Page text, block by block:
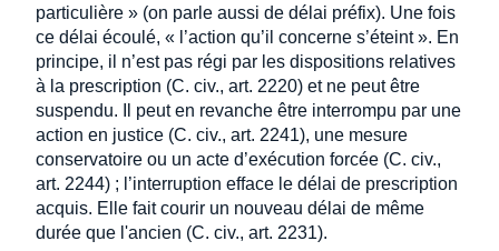
particulière » (on parle aussi de délai préfix). Une fois
ce délai écoulé, « l’action qu’il concerne s’éteint ». En
principe, il n’est pas régi par les dispositions relatives
à la prescription (C. civ., art. 2220) et ne peut être
suspendu. Il peut en revanche être interrompu par une
action en justice (C. civ., art. 2241), une mesure
conservatoire ou un acte d’exécution forcée (C. civ.,
art. 2244) ; l’interruption efface le délai de prescription
acquis. Elle fait courir un nouveau délai de même
durée que l'ancien (C. civ., art. 2231).